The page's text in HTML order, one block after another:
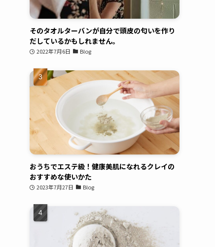
そのタオルターバンが自分で頭皮の匂いを作り
だしているかもしれません。
2022年7月6日 Blog
おうちでエステ級！健康美肌になれるクレイの
おすすめな使いかた
2023年7月27日 Blog